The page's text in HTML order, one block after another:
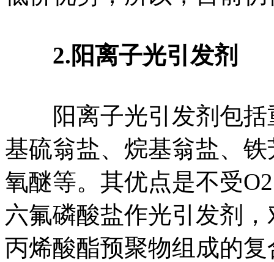
2.阳离子光引发剂
阳离子光引发剂包括
基硫翁盐、烷基翁盐、
氧醚等。其优点是不受
六氟磷酸盐作光引发剂
丙烯酸酯预聚物组成的